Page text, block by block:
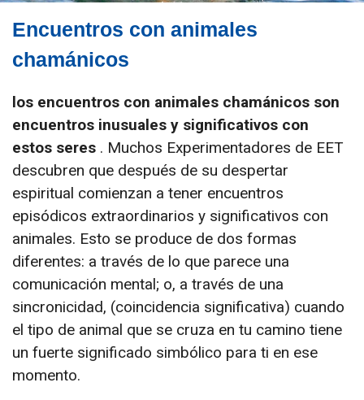
Encuentros con animales
chamánicos
los encuentros con animales chamánicos son
encuentros inusuales y significativos con
estos seres . Muchos Experimentadores de EET
descubren que después de su despertar
espiritual comienzan a tener encuentros
episódicos extraordinarios y significativos con
animales. Esto se produce de dos formas
diferentes: a través de lo que parece una
comunicación mental; o, a través de una
sincronicidad, (coincidencia significativa) cuando
el tipo de animal que se cruza en tu camino tiene
un fuerte significado simbólico para ti en ese
momento.